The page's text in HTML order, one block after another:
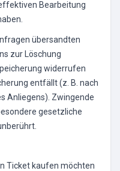
Bearbeitung
übersandten
zur Löschung
widerrufen
entfällt (z. B. nach
Anliegens). Zwingende
gesetzliche
Ticket kaufen möchten